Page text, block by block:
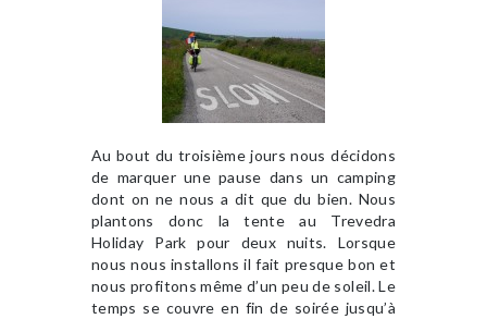
Au bout du troisième jours nous décidons
de marquer une pause dans un camping
dont on ne nous a dit que du bien. Nous
plantons donc la tente au Trevedra
Holiday Park pour deux nuits. Lorsque
nous nous installons il fait presque bon et
nous profitons même d’un peu de soleil. Le
temps se couvre en fin de soirée jusqu’à